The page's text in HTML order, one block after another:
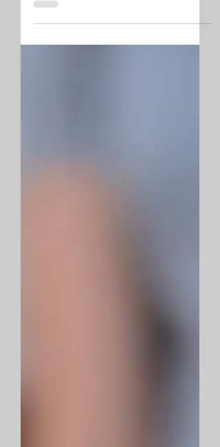
Abschlussfeier der 4. Klassen
Fotos aus dem Pfarrsaal Zell am See